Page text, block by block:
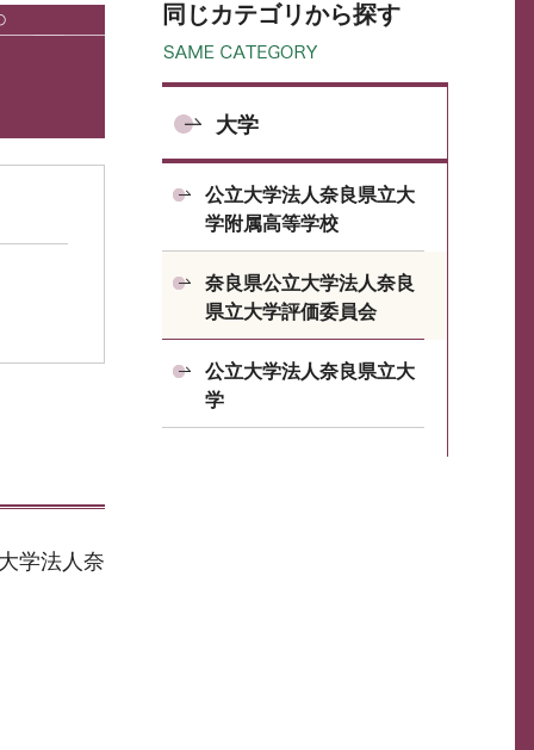
学法人奈
同じカテゴリから探す
大学
公立大学法人奈良県立大
学附属高等学校
奈良県公立大学法人奈良
県立大学評価委員会
公立大学法人奈良県立大
学